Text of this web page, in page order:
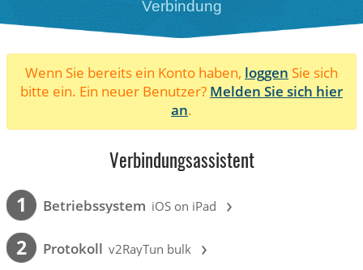
Verbindung
Wenn Sie bereits ein Konto haben, loggen Sie sich
bitte ein. Ein neuer Benutzer? Melden Sie sich hier
an.
Verbindungsassistent
1 Betriebssystem iOS on iPad ›
2 Protokoll v2RayTun bulk ›